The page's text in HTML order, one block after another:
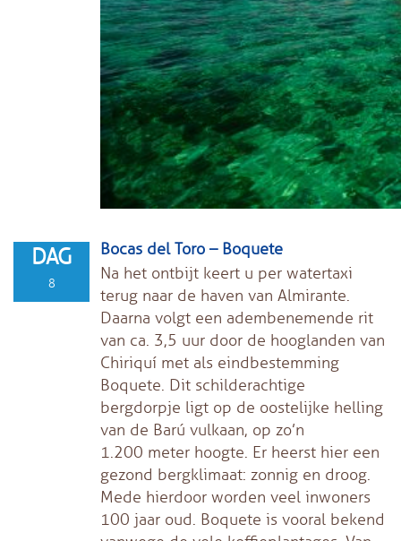
DAG
8
Bocas del Toro – Boquete
Na het ontbijt keert u per watertaxi
terug naar de haven van Almirante.
Daarna volgt een adembenemende rit
van ca. 3,5 uur door de hooglanden van
Chiriquí met als eindbestemming
Boquete. Dit schilderachtige
bergdorpje ligt op de oostelijke helling
van de Barú vulkaan, op zo’n
1.200 meter hoogte. Er heerst hier een
gezond bergklimaat: zonnig en droog.
Mede hierdoor worden veel inwoners
100 jaar oud. Boquete is vooral bekend